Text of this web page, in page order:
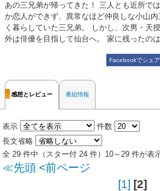
あの三兄弟が帰ってきた！ 三人とも近所で
か恋人ができず、異常なほど仲良しな小山
く暮らしていた三兄弟。 しかし、次男・天
外は俳優を目指して仙台へ。 家に残ったの
Facebookでシェア
感想とレビュー 番組情報
表示
件数
長文省略
全 29 件中（スター付 24 件）10～29 件が表
≪先頭 <前ページ
[1] [2]